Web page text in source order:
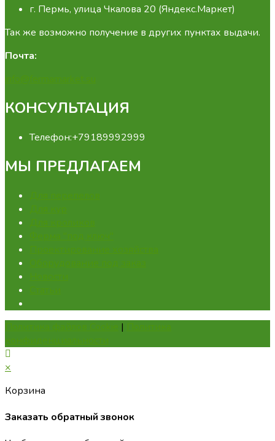
г. Пермь, улица Чкалова 20 (Яндекс.Маркет)
Так же возможно получение в других пунктах выдачи.
Почта:
info@fermamarket.su
КОНСУЛЬТАЦИЯ
Телефон:+79189992999
МЫ ПРЕДЛАГАЕМ
Для перепелов
Для кур
Для кроликов
Ферма "под ключ"
Проектирование хозяйства
Оборудование под заказ
Новости
Статьи
Политика файлов Cookie | Политика
конфиденциальности
×
Корзина
Заказать обратный звонок